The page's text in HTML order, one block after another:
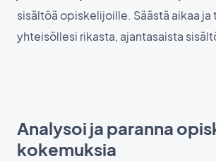
sisältöä opiskelijoille. Säästä aikaa ja
yhteisöllesi rikasta, ajantasaista
Analysoi ja paranna
kokemuksia